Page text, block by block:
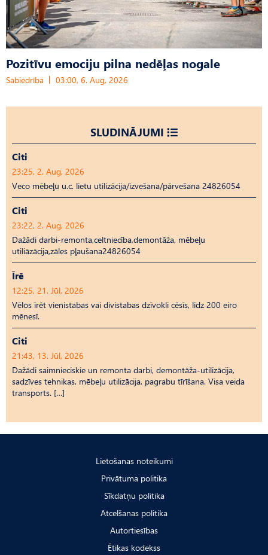
Pozitīvu emociju pilna nedēļas nogale
Sabiedrība 03:00, 6. Aug, 2026
SLUDINĀJUMI
Citi
23:25, 2. Aug, 2026
Veco mēbeļu u.c. lietu utilizācija/izvešana/pārvešana 24826054
Citi
23:22, 2. Aug, 2026
Dažādi darbi-remonta,celtniecība,demontāža, mēbeļu
utiliāzācija,zāles pļaušana24826054
Īrē
12:25, 21. Jūl, 2026
Vēlos īrēt vienistabas vai divistabas dzīvokli cēsīs, līdz 200 eiro
mēnesī.
Citi
21:43, 13. Jūl, 2026
Dažādi saimnieciskie un remonta darbi, demontāža-utilizācija,
sadzīves tehnikas, mēbeļu utilizācija, pagrabu tīrīšana. Visa veida
transports. […]
Lietošanas noteikumi
Privātuma politika
Sīkdatņu politika
Atcelšanas politika
Autortiesības
Ētikas kodekss